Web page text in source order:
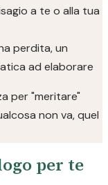
a te o alla tua
perdita, un
ad elaborare
per "meritare"
non va, quel
per te